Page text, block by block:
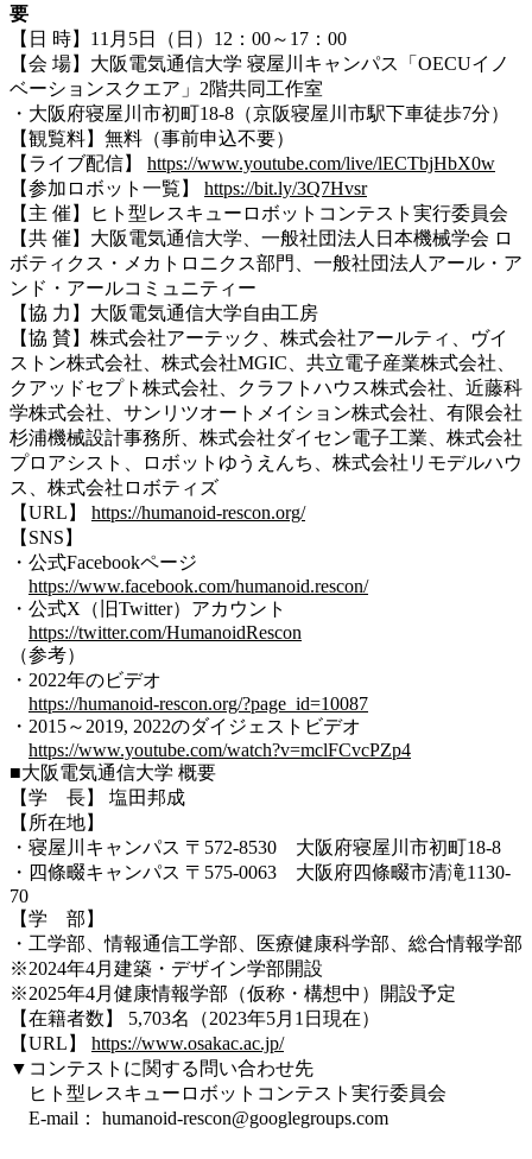
要
【日 時】11月5日（日）12：00～17：00
【会 場】大阪電気通信大学 寝屋川キャンパス「OECUイノ
ベーションスクエア」2階共同工作室
・大阪府寝屋川市初町18-8（京阪寝屋川市駅下車徒歩7分）
【観覧料】無料（事前申込不要）
【ライブ配信】 https://www.youtube.com/live/lECTbjHbX0w
【参加ロボット一覧】 https://bit.ly/3Q7Hvsr
【主 催】ヒト型レスキューロボットコンテスト実行委員会
【共 催】大阪電気通信大学、一般社団法人日本機械学会 ロ
ボティクス・メカトロニクス部門、一般社団法人アール・ア
ンド・アールコミュニティー
【協 力】大阪電気通信大学自由工房
【協 賛】株式会社アーテック、株式会社アールティ、ヴイ
ストン株式会社、株式会社MGIC、共立電子産業株式会社、
クアッドセプト株式会社、クラフトハウス株式会社、近藤科
学株式会社、サンリツオートメイション株式会社、有限会社
杉浦機械設計事務所、株式会社ダイセン電子工業、株式会社
プロアシスト、ロボットゆうえんち、株式会社リモデルハウ
ス、株式会社ロボティズ
【URL】 https://humanoid-rescon.org/
【SNS】
・公式Facebookページ
https://www.facebook.com/humanoid.rescon/
・公式X（旧Twitter）アカウント
https://twitter.com/HumanoidRescon
（参考）
・2022年のビデオ
https://humanoid-rescon.org/?page_id=10087
・2015～2019, 2022のダイジェストビデオ
https://www.youtube.com/watch?v=mclFCvcPZp4
■大阪電気通信大学 概要
【学 長】 塩田邦成
【所在地】
・寝屋川キャンパス 〒572-8530 大阪府寝屋川市初町18-8
・四條畷キャンパス 〒575-0063 大阪府四條畷市清滝1130-
70
【学 部】
・工学部、情報通信工学部、医療健康科学部、総合情報学部
※2024年4月建築・デザイン学部開設
※2025年4月健康情報学部（仮称・構想中）開設予定
【在籍者数】 5,703名（2023年5月1日現在）
【URL】 https://www.osakac.ac.jp/
▼コンテストに関する問い合わせ先
ヒト型レスキューロボットコンテスト実行委員会
E-mail： humanoid-rescon@googlegroups.com